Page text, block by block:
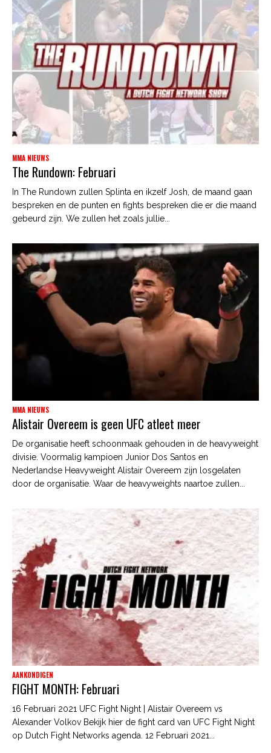
MMA NIEUWS
The Rundown: Februari
In The Rundown zullen Splinta en ikzelf Josh, de maand gaan
bespreken en de punten en fights bespreken die er die maand
gebeurd zijn. We zullen het zoals jullie...
MMA NIEUWS
Alistair Overeem is geen UFC atleet meer
De organisatie heeft schoonmaak gehouden in de heavyweight
divisie. Voormalig kampioen Junior Dos Santos en
Nederlandse Heavyweight Alistair Overeem zijn losgelaten
door de organisatie. Waar de heavyweights naartoe zullen...
AANKONDIGEN
FIGHT MONTH: Februari
16 Februari 2021 UFC Fight Night | Alistair Overeem vs
Alexander Volkov Bekijk hier de fight card van UFC Fight Night
op Dutch Fight Networks agenda. 12 Februari 2021...